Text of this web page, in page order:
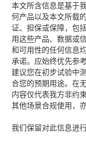
本文所含信息是基于
何产品以及本文所载
证、担保或保障，包
用这些产品、数据或
和可用性的任何信息
承诺。应始终优先参
建议您在初步试验中
合您的预期用途。在
内容仅代表我方非约
其他场景合规使用，
我们保留对此信息进